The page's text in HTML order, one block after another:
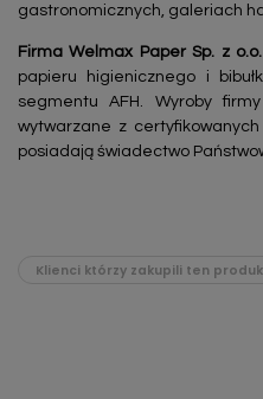
gastronomicznych, galeriach
FirmaWelmax Paper Sp. z o.o.
papieru higienicznego i
segmentu AFH. Wyroby
wytwarzane z
posiadają świadectwo
Klienci którzy zakupili ten